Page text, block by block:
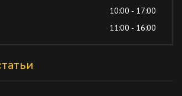
10:00 - 17:00
11:00 - 16:00